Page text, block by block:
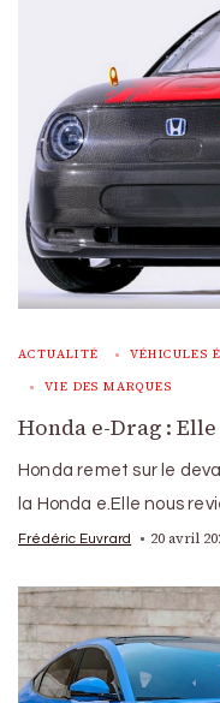
ACTUALITÉ VÉHICULES
VIE DES MARQUES
Honda e-Drag :
Honda remet sur le
la Honda e.Elle nous
Frédéric Euvrard 20 avril